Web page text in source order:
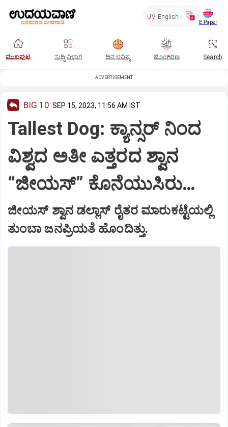
UV English
E-Paper
ಮುಖಪುಟ ಸುದ್ದಿ ವಿಭಾಗ ದಿನ ಭವಿಷ್ಯ ಹೊಂಗಿರಣ Search
ADVERTISEMENT
BIG 10 SEP 15, 2023, 11:56 AM IST
Tallest Dog: ಕ್ಯಾನ್ಸರ್‌ ನಿಂದ
ವಿಶ್ವದ ಅತೀ ಎತ್ತರದ ಶ್ವಾನ
“ಜೀಯಸ್”‌ ಕೊನೆಯುಸಿರು…
ಜೀಯಸ್‌ ಶ್ವಾನ ಡಲ್ಲಾಸ್‌ ರೈತರ ಮಾರುಕಟ್ಟೆಯಲ್ಲಿ
ತುಂಬಾ ಜನಪ್ರಿಯತೆ ಹೊಂದಿತ್ತು.